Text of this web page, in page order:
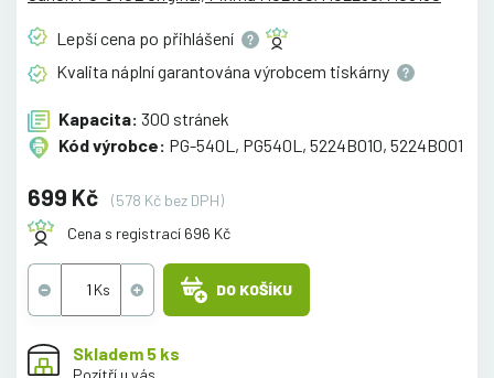
Lepší cena po přihlášení
Kvalita náplní garantována výrobcem tiskárny
Kapacita: 300 stránek
Kód výrobce: PG-540L, PG540L, 5224B010, 5224B001
699 Kč
(578 Kč bez DPH)
Cena s registrací 696 Kč
DO KOŠÍKU
Skladem 5 ks
Pozítří u vás